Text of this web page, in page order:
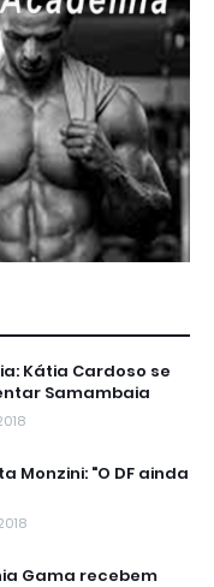
Kátia Cardoso se
Samambaia
Monzini: "O DF ainda
Gama recebem